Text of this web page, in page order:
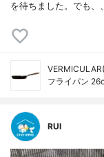
を待ちました。でも
フライパン
RUI